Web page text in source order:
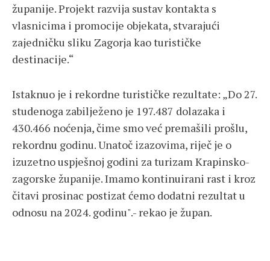
županije. Projekt razvija sustav kontakta s
vlasnicima i promocije objekata, stvarajući
zajedničku sliku Zagorja kao turističke
destinacije.“
Istaknuo je i rekordne turističke rezultate: „Do 27.
studenoga zabilježeno je 197.487 dolazaka i
430.466 noćenja, čime smo već premašili prošlu,
rekordnu godinu. Unatoč izazovima, riječ je o
izuzetno uspješnoj godini za turizam Krapinsko-
zagorske županije. Imamo kontinuirani rast i kroz
čitavi prosinac postizat ćemo dodatni rezultat u
odnosu na 2024. godinu".- rekao je župan.